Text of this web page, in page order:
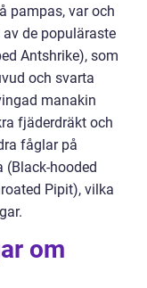
pampas, var och
de populäraste
Antshrike), som
och svarta
manakin
fjäderdräkt och
fåglar på
(Black-hooded
Pipit), vilka
om